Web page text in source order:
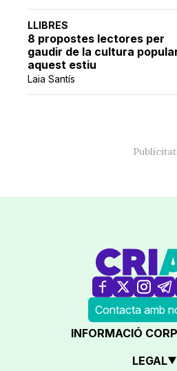
LLIBRES
8 propostes lectores per
gaudir de la cultura
aquest estiu
Laia Santís
Contacta amb
INFORMACIÓ
LEGAL